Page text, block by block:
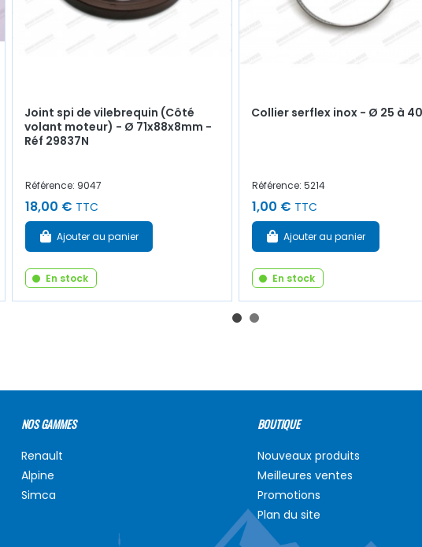
Joint spi de vilebrequin (Côté
volant moteur) - Ø 71x88x8mm -
Réf 29837N
Référence: 9047
18,00 € TTC
Ajouter au panier
En stock
Collier serflex inox - Ø 25 à
Référence: 5214
1,00 € TTC
Ajouter au panier
En stock
NOS GAMMES
Renault
Alpine
Simca
BOUTIQUE
Nouveaux produits
Meilleures ventes
Promotions
Plan du site